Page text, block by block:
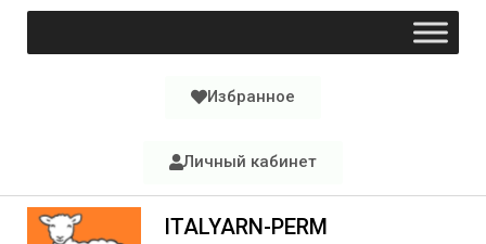
Избранное
Личный кабинет
ITALYARN-PERM